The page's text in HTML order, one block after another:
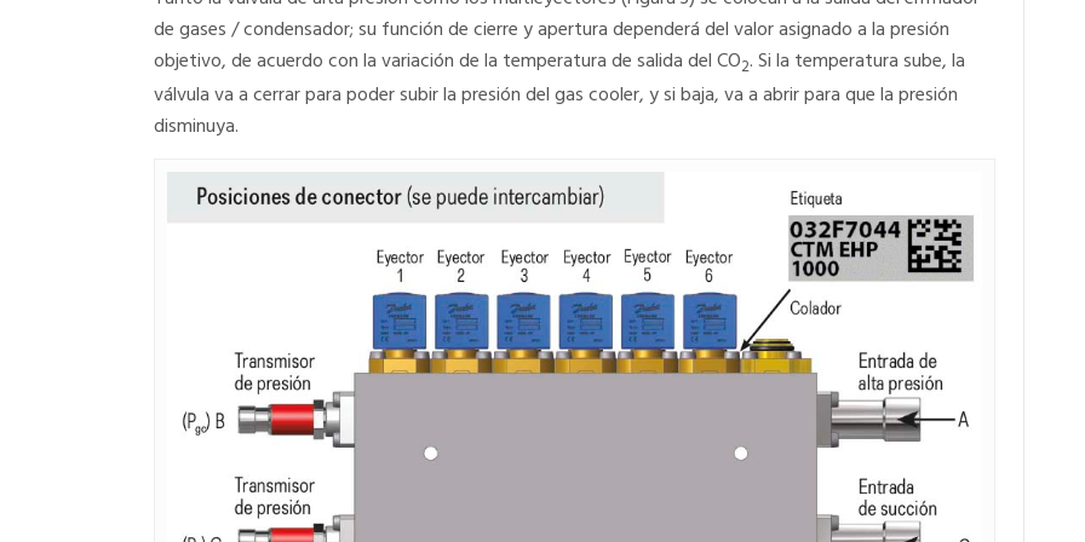
de gases / condensador; su función de cierre y apertura dependerá del valor asignado a la presión
objetivo, de acuerdo con la variación de la temperatura de salida del CO2. Si la temperatura sube, la
válvula va a cerrar para poder subir la presión del gas cooler, y si baja, va a abrir para que la presión
disminuya.